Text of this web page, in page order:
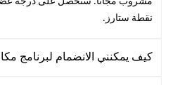
نقطة ستارز.
كيف يمكنني الانضمام لبرنامج